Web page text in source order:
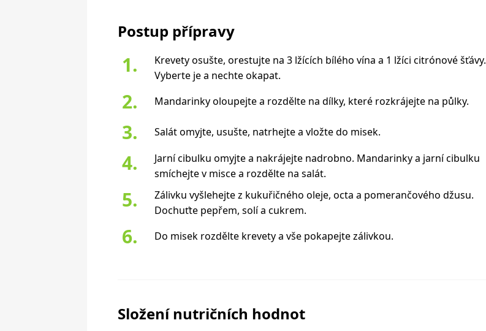
Postup přípravy
Krevety osušte, orestujte na 3 lžících bílého vína a 1 lžíci citrónové šťávy.
Vyberte je a nechte okapat.
Mandarinky oloupejte a rozdělte na dílky, které rozkrájejte na půlky.
Salát omyjte, usušte, natrhejte a vložte do misek.
Jarní cibulku omyjte a nakrájejte nadrobno. Mandarinky a jarní cibulku
smíchejte v misce a rozdělte na salát.
Zálivku vyšlehejte z kukuřičného oleje, octa a pomerančového džusu.
Dochuťte pepřem, solí a cukrem.
Do misek rozdělte krevety a vše pokapejte zálivkou.
Složení nutričních hodnot